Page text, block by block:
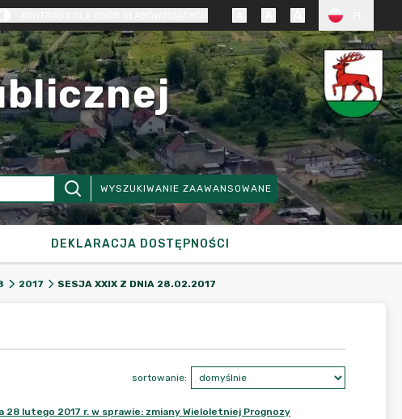
WYSZUKIWANIE ZAAWANSOWANE
DEKLARACJA DOSTĘPNOŚCI
2017 SESJA XXIX Z DNIA 28.02.2017
sortowanie:
28 lutego 2017 r. w sprawie: zmiany Wieloletniej Prognozy